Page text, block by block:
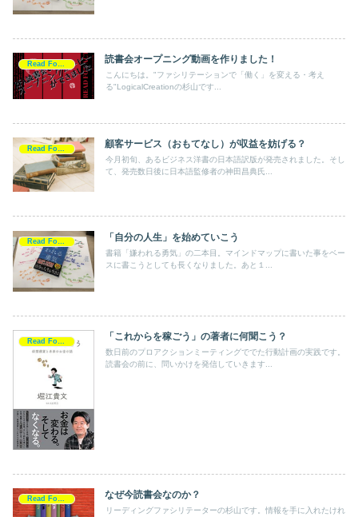
読書会オープニング動画を作りました！
こんにちは。"ファシリテーションで「働く」を変える・考え
る"LogicalCreationの杉山です...
顧客サービス（おもてなし）が収益を妨げる？
今月初旬、あるビジネス洋書の日本語訳版が発売されました。そし
て、発売数日後に日本語監修者の神田昌典氏...
「自分の人生」を始めていこう
書籍「嫌われる勇気」の二本目。マインドマップに書いた事をベー
スに書こうとしても長くなりました。あと１...
「これからを稼ごう」の著者に何聞こう？
数日前のプロアクションミーティングででた行動計画の実践です。
読書会の前に、問いかけを発信していきます...
Read For Action なぜ今読書会なのか？
リーディングファシリテーターの杉山です。情報を手に入れたけれ